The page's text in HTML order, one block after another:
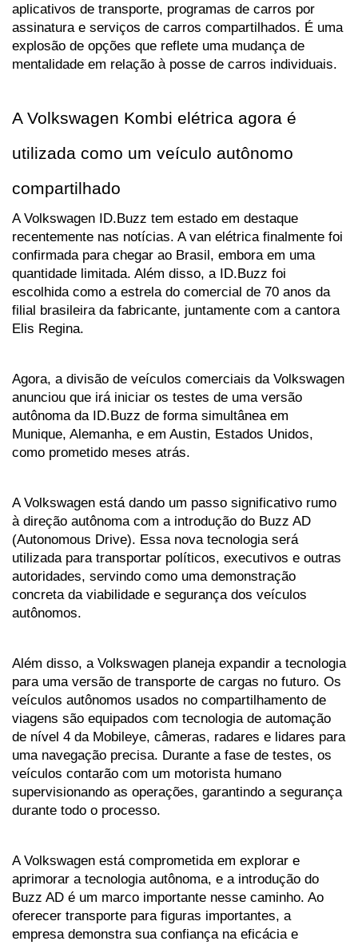
aplicativos de transporte, programas de carros por
assinatura e serviços de carros compartilhados. É uma
explosão de opções que reflete uma mudança de
mentalidade em relação à posse de carros individuais.
A Volkswagen Kombi elétrica agora é
utilizada como um veículo autônomo
compartilhado
A Volkswagen ID.Buzz tem estado em destaque
recentemente nas notícias. A van elétrica finalmente foi
confirmada para chegar ao Brasil, embora em uma
quantidade limitada. Além disso, a ID.Buzz foi
escolhida como a estrela do comercial de 70 anos da
filial brasileira da fabricante, juntamente com a cantora
Elis Regina.
Agora, a divisão de veículos comerciais da Volkswagen
anunciou que irá iniciar os testes de uma versão
autônoma da ID.Buzz de forma simultânea em
Munique, Alemanha, e em Austin, Estados Unidos,
como prometido meses atrás.
A Volkswagen está dando um passo significativo rumo
à direção autônoma com a introdução do Buzz AD
(Autonomous Drive). Essa nova tecnologia será
utilizada para transportar políticos, executivos e outras
autoridades, servindo como uma demonstração
concreta da viabilidade e segurança dos veículos
autônomos.
Além disso, a Volkswagen planeja expandir a tecnologia
para uma versão de transporte de cargas no futuro. Os
veículos autônomos usados no compartilhamento de
viagens são equipados com tecnologia de automação
de nível 4 da Mobileye, câmeras, radares e lidares para
uma navegação precisa. Durante a fase de testes, os
veículos contarão com um motorista humano
supervisionando as operações, garantindo a segurança
durante todo o processo.
A Volkswagen está comprometida em explorar e
aprimorar a tecnologia autônoma, e a introdução do
Buzz AD é um marco importante nesse caminho. Ao
oferecer transporte para figuras importantes, a
empresa demonstra sua confiança na eficácia e